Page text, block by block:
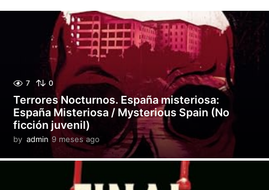
7 0
Terrores Nocturnos. España misteriosa:
España Misteriosa / Mysterious Spain (No
ficción juvenil)
by admin 9 meses ago
m
e
e